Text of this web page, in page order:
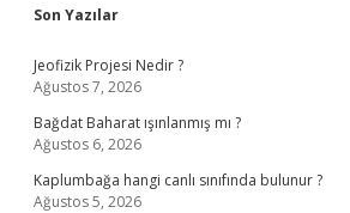
Sidebar
Son Yazılar
Jeofizik Projesi Nedir ?
Ağustos 7, 2026
Bağdat Baharat ışınlanmış mı ?
Ağustos 6, 2026
Kaplumbağa hangi canlı sınıfında bulunur ?
Ağustos 5, 2026